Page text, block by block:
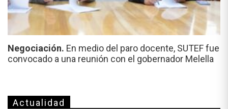
Negociación. En medio del paro docente, SUTEF fue
convocado a una reunión con el gobernador Melella
Actualidad